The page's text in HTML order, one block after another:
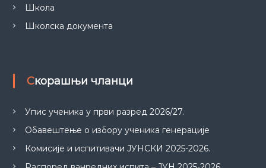
Школа
Школска документа
Скорашњи чланци
Упис ученика у први разред 2026/27.
Обавештење о избору ученика генерације
Комисије и испитивачи ЈУНСКИ 2025-2026.